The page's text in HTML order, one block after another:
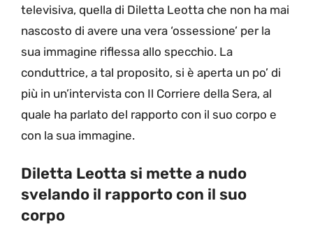
televisiva, quella di Diletta Leotta che non ha mai
nascosto di avere una vera ‘ossessione’ per la
sua immagine riflessa allo specchio. La
conduttrice, a tal proposito, si è aperta un po’ di
più in un’intervista con Il Corriere della Sera, al
quale ha parlato del rapporto con il suo corpo e
con la sua immagine.
Diletta Leotta si mette a nudo
svelando il rapporto con il suo
corpo